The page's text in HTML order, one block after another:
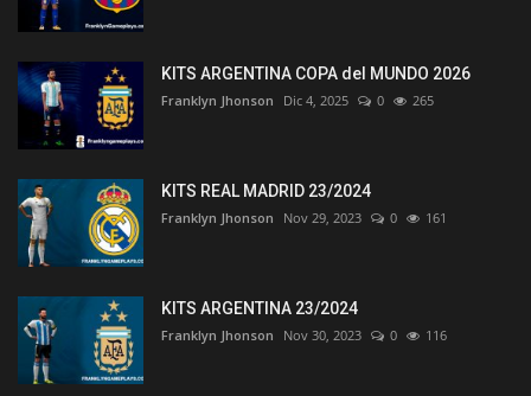
KITS ARGENTINA COPA del MUNDO 2026
Franklyn Jhonson Dic 4, 2025 0 265
KITS REAL MADRID 23/2024
Franklyn Jhonson Nov 29, 2023 0 161
KITS ARGENTINA 23/2024
Franklyn Jhonson Nov 30, 2023 0 116